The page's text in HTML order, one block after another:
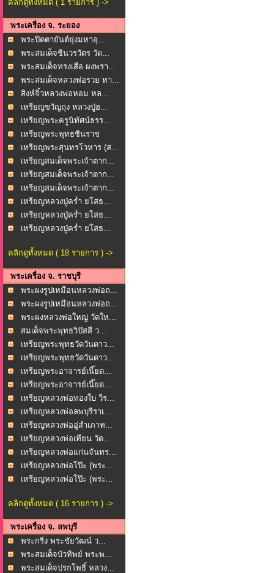
คลิกดูทั้งหมด ( 1 รายการ ) ->
พระเครื่อง จ. ระยอง
พระปิดตายันต์ยุ่งมหาอุ...
พระสมเด็จชินวรวัตร วัด...
พระสมเด็จทรงเสือ ผงพรา...
พระสมเด็จหลวงพ่อรวย หา...
สิงห์จิ๋วหลวงพ่อหอม หล...
เหรียญขวัญถุง หลวงปู่ฮ...
เหรียญพระครูนิทัศน์ธรร...
เหรียญพระพุทธชินราช
หล... เหรียญพระสุนทรโวหาร (ส...
เหรียญสมเด็จพระเจ้าตาก...
เหรียญสมเด็จพระเจ้าตาก...
เหรียญสมเด็จพระเจ้าตาก...
เหรียญหลวงปู่คร่ำ ยโสธ...
เหรียญหลวงปู่คร่ำ ยโสธ...
เหรียญหลวงปู่คร่ำ ยโสธ...
คลิกดูทั้งหมด ( 18 รายการ ) ->
พระเครื่อง จ. ราชบุรี
พระผงรูปเหมือนหลวงพ่อถ...
พระผงรูปเหมือนหลวงพ่อถ...
พระผงหลวงพ่อใหญ่ วัดให...
สมเด็จพระพุทธวิปัสสี ว...
เหรียญพระพุทธวัดวันดาว...
เหรียญพระพุทธวัดวันดาว...
เหรียญพระอาจารย์เนี๊ยด...
เหรียญพระอาจารย์เนี๊ยด...
เหรียญหลวงพ่อทองใบ วีร...
เหรียญหลวงพ่อลพบุรีราเ...
เหรียญหลวงพ่ออู่สำเภาท...
เหรียญหลวงพ่อเทียน วัด...
เหรียญหลวงพ่อแก่นจันทร...
เหรียญหลวงพ่อโป๊ะ (พระ...
เหรียญหลวงพ่อโป๊ะ (พระ...
คลิกดูทั้งหมด ( 16 รายการ ) ->
พระเครื่อง จ. ลพบุรี
พระกริ่ง พระชัยวัฒน์ ว...
พระสมเด็จบัวทิพย์ พระพ...
พระสมเด็จปรกโพธิ์ หลวง...